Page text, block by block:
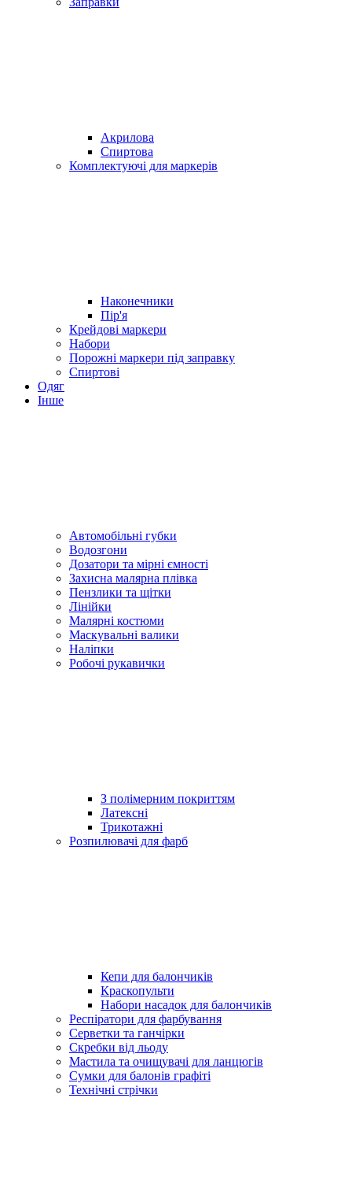
Акрилова
Спиртова
Комплектуючі для маркерів
Наконечники
Пір'я
Крейдові маркери
Набори
Порожні маркери під заправку
Спиртові
Одяг
Інше
Автомобільні губки
Водозгони
Дозатори та мірні ємності
Захисна малярна плівка
Пензлики та щітки
Лінійки
Малярні костюми
Маскувальні валики
Наліпки
Робочі рукавички
З полімерним покриттям
Латексні
Трикотажні
Розпилювачі для фарб
Кепи для балончиків
Краскопульти
Набори насадок для балончиків
Респіратори для фарбування
Серветки та ганчірки
Скребки від льоду
Мастила та очищувачі для ланцюгів
Сумки для балонів графіті
Технічні стрічки